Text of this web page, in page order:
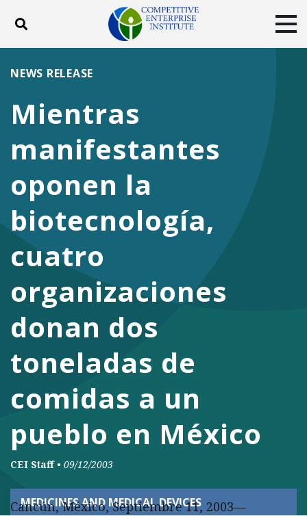
Toggle search
ABOUT
DONATE
Facebook
TwitterYouTubeInstagram
Mientras
manifestantes
oponen la
biotecnología,
cuatro
organizaciones
donan dos
toneladas de
comidas a un
pueblo en México
NEWS RELEASE
CEI Staff • 09/12/2003
MEDICINES AND MEDICAL DEVICES
Cancún, México, Septiembre 11, 2003—